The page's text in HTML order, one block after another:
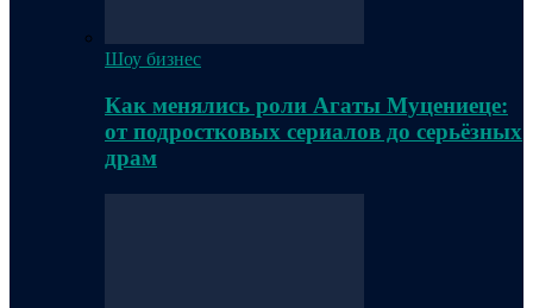
Шоу бизнес
Как менялись роли Агаты Муцениеце:
от подростковых сериалов до серьёзных
драм